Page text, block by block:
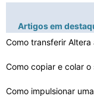
Yum install do
Como fechar portas
Funções do sistema
Artigos em
Como transferir Altera
Como copiar e colar
Como impulsionar